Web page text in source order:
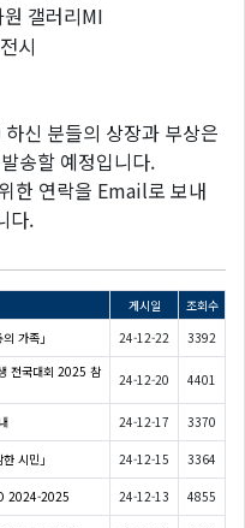
갤러리MI
시
신 분들의 상장과 부상은
송할 예정입니다.
한 연락을 Email로 보내
다.
게시일
조회수
가족」 24-12-22 3392
전국대회 2025 참
24-12-20 4401
24-12-17 3370
시민」 24-12-15 3364
2024-2025 24-12-13 4855